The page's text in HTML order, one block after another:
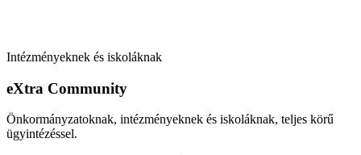
Intézményeknek és iskoláknak
eXtra Community
Önkormányzatoknak, intézményeknek és iskoláknak, teljes körű
ügyintézéssel.